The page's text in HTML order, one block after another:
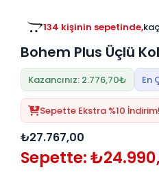
134 kişinin sepetinde,
Bohem Plus Üçlü
Kazancınız: 2.776,70₺ En
Sepette Ekstra %10 İndirim!
₺27.767,00
Sepette: